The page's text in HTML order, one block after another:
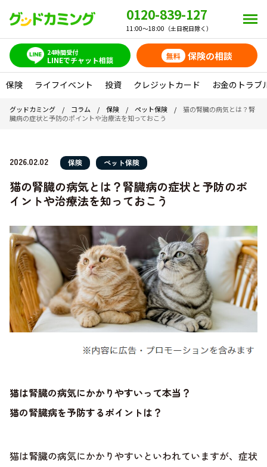
0120-839-127
11:00～18:00（土日祝日除く）
24時間受付
LINEでチャット相談 無料 保険の相談
保険 ライフイベント 投資 クレジットカード お金のトラブ
グッドカミング / コラム / 保険 / ペット保険 / 猫の腎臓の病気とは？腎
臓病の症状と予防のポイントや治療法を知っておこう
2026.02.02 保険 ペット保険
猫の腎臓の病気とは？腎臓病の症状と予防のポ
イントや治療法を知っておこう
猫は腎臓の病気にかかりやすいって本当？
猫の腎臓病を予防するポイントは？
猫は腎臓の病気にかかりやすいといわれていますが、症状